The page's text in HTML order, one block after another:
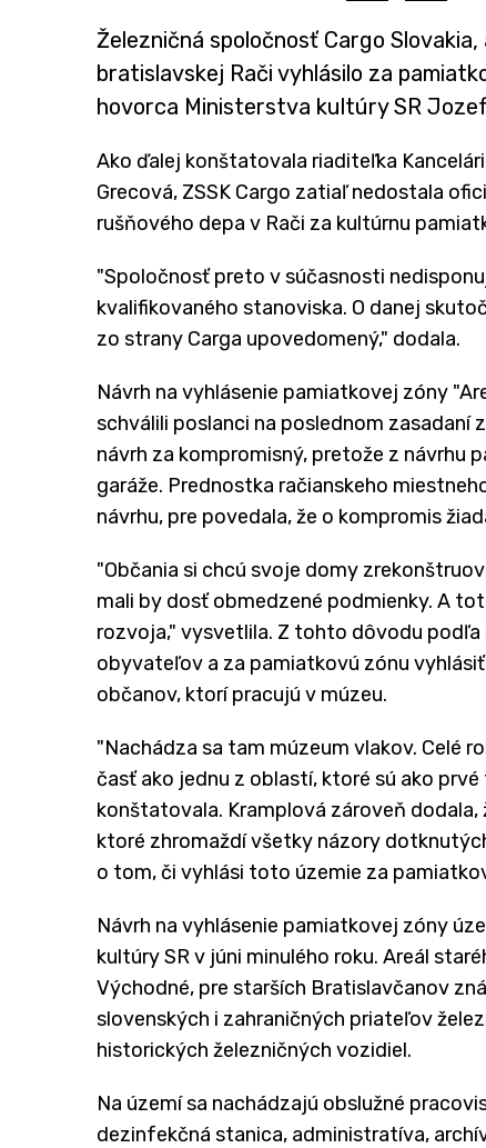
Železničná spoločnosť Cargo
bratislavskej Rači vyhlásilo za
hovorca Ministerstva kultúry SR
Ako ďalej konštatovala riaditeľka
Grecová, ZSSK Cargo zatiaľ nedostala
rušňového depa v Rači za kultúrnu
"Spoločnosť preto v súčasnosti
kvalifikovaného stanoviska. O danej
zo strany Carga upovedomený," dodala.
Návrh na vyhlásenie pamiatkovej zóny
schválili poslanci na poslednom
návrh za kompromisný, pretože z návrhu
garáže. Prednostka račianskeho
návrhu, pre povedala, že o kompromis
"Občania si chcú svoje domy
mali by dosť obmedzené podmienky. A
rozvoja," vysvetlila. Z tohto dôvodu
obyvateľov a za pamiatkovú zónu
občanov, ktorí pracujú v múzeu.
"Nachádza sa tam múzeum vlakov. Celé
časť ako jednu z oblastí, ktoré sú ako
konštatovala. Kramplová zároveň
ktoré zhromaždí všetky názory
o tom, či vyhlási toto územie za
Návrh na vyhlásenie pamiatkovej zóny
kultúry SR v júni minulého roku. Areál
Východné, pre starších Bratislavčanov
slovenských i zahraničných priateľov
historických železničných vozidiel.
Na území sa nachádzajú obslužné
dezinfekčná stanica, administratíva,